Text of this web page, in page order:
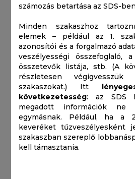
számozás betartása az SDS-
Minden szakaszhoz
elemek – például az 1.
azonosítói és a forgalmazó
veszélyességi összefoglaló,
összetevők listája, stb. (A
részletesen
szakaszokat.) Itt
következetesség: az SDS
megadott információk ne
egymásnak. Például, ha a
keveréket tűzveszélyesként
szakaszban szereplő
kell támasztania.